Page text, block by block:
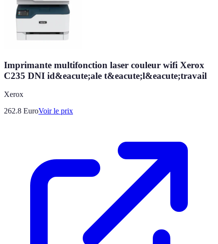
Imprimante multifonction laser couleur wifi Xerox
C235 DNI id&eacute;ale t&eacute;l&eacute;travail
Xerox
262.8 EuroVoir le prix